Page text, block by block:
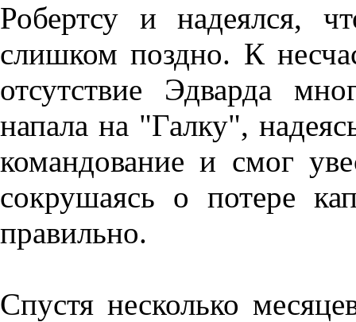
Робертсу и надеялся,
слишком поздно. К
отсутствие Эдварда
напала на "Галку",
командование и смог
сокрушаясь о потере
правильно.
Спустя несколько